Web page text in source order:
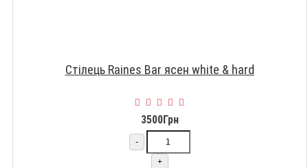
Стілець Raines Bar ясен white & hard
3500Грн
-
+